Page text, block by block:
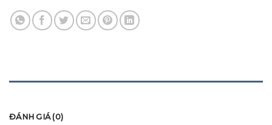
ĐÁNH GIÁ (0)